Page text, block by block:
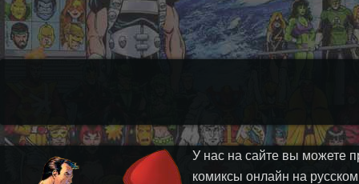
У нас на сайте вы можете
комиксы онлайн на